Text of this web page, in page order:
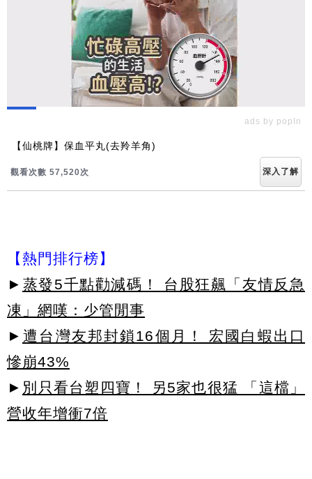
ads by popIn
【仙桃牌】保血平丸(去羚羊角)
觀看次數 57,525次 深入了解
【熱門排行榜】
► 蒸發5千點勸減碼！ 台股狂飆「友情反急
凍」網嘆：少管閒事
► 遭台灣友邦封鎖16個月！ 宏國白蝦出口
慘崩43%
► 別只看台塑四寶！ 另5家也很猛 「這檔」
營收年增衝7倍